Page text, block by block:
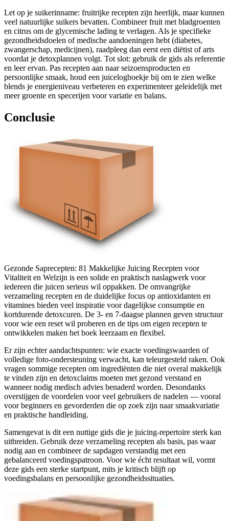
Let op je suikerinname: fruitrijke recepten zijn heerlijk, maar kunnen
veel natuurlijke suikers bevatten. Combineer fruit met bladgroenten
en citrus om de glycemische lading te verlagen. Als je specifieke
gezondheidsdoelen of medische aandoeningen hebt (diabetes,
zwangerschap, medicijnen), raadpleeg dan eerst een diëtist of arts
voordat je detoxplannen volgt. Tot slot: gebruik de gids als referentie
en leer ervan. Pas recepten aan naar seizoensproducten en
persoonlijke smaak, houd een juicelogboekje bij om te zien welke
blends je energieniveau verbeteren en experimenteer geleidelijk met
meer groente en specerijen voor variatie en balans.
Conclusie
Gezonde Saprecepten: 81 Makkelijke Juicing Recepten voor
Vitaliteit en Welzijn is een solide en praktisch naslagwerk voor
iedereen die juicen serieus wil oppakken. De omvangrijke
verzameling recepten en de duidelijke focus op antioxidanten en
vitamines bieden veel inspiratie voor dagelijkse consumptie en
kortdurende detoxcuren. De 3- en 7-daagse plannen geven structuur
voor wie een reset wil proberen en de tips om eigen recepten te
ontwikkelen maken het boek leerzaam en flexibel.
Er zijn echter aandachtspunten: wie exacte voedingswaarden of
volledige foto-ondersteuning verwacht, kan teleurgesteld raken. Ook
vragen sommige recepten om ingrediënten die niet overal makkelijk
te vinden zijn en detoxclaims moeten met gezond verstand en
wanneer nodig medisch advies benaderd worden. Desondanks
overstijgen de voordelen voor veel gebruikers de nadelen — vooral
voor beginners en gevorderden die op zoek zijn naar smaakvariatie
en praktische handleiding.
Samengevat is dit een nuttige gids die je juicing-repertoire sterk kan
uitbreiden. Gebruik deze verzameling recepten als basis, pas waar
nodig aan en combineer de sapdagen verstandig met een
gebalanceerd voedingspatroon. Voor wie écht resultaat wil, vormt
deze gids een sterke startpunt, mits je kritisch blijft op
voedingsbalans en persoonlijke gezondheidssituaties.